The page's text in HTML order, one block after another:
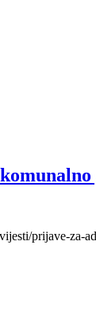
prijave-za-